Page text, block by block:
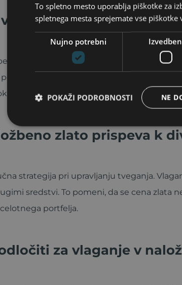
obrnejo k
sredstvo najraje izberejo zlato v časih
ponudbe denarja in rastočih
inflacije.
zlato prispeva k
strategija pri upravljanju tveganja.
sredstvi. To pomeni, da se cena
portfelja.
za vlaganje v
To spletno mesto uporablja piškotke za
spletnega mesta sprejemate vse
Nujno potrebni
NE
POKAŽI PODROBNOSTI